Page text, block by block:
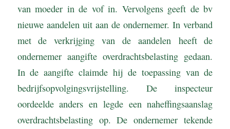
van moeder in de vof in. Vervolgens geeft de bv
nieuwe aandelen uit aan de ondernemer. In verband
met de verkrijging van de aandelen heeft de
ondernemer aangifte overdrachtsbelasting gedaan.
In de aangifte claimde hij de toepassing van de
bedrijfsopvolgingsvrijstelling. De inspecteur
oordeelde anders en legde een naheffingsaanslag
overdrachtsbelasting op. De ondernemer tekende